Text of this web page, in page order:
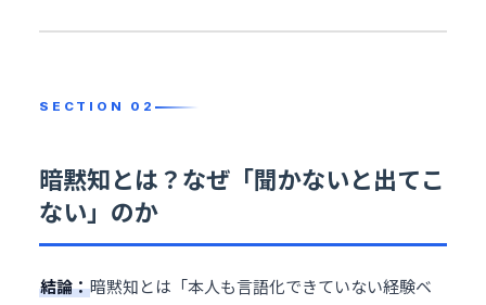
暗黙知とは？なぜ「聞かないと出てこ
ない」のか
結論：暗黙知とは「本人も言語化できていない経験ベ